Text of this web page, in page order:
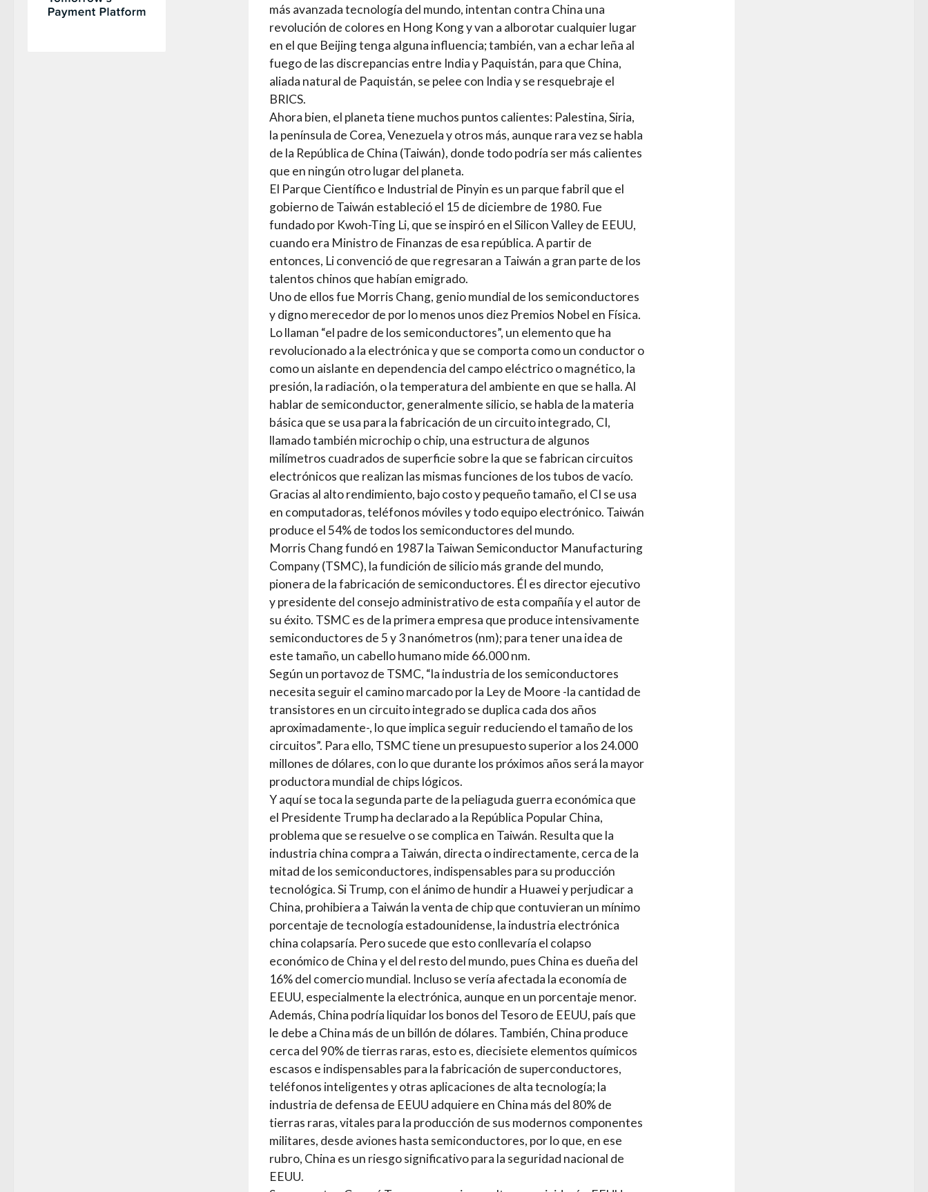
más avanzada tecnología del mundo, intentan contra China una
revolución de colores en Hong Kong y van a alborotar cualquier lugar
en el que Beijing tenga alguna influencia; también, van a echar leña al
fuego de las discrepancias entre India y Paquistán, para que China,
aliada natural de Paquistán, se pelee con India y se resquebraje el
BRICS.
Ahora bien, el planeta tiene muchos puntos calientes: Palestina, Siria,
la península de Corea, Venezuela y otros más, aunque rara vez se habla
de la República de China (Taiwán), donde todo podría ser más calientes
que en ningún otro lugar del planeta.
El Parque Científico e Industrial de Pinyin es un parque fabril que el
gobierno de Taiwán estableció el 15 de diciembre de 1980. Fue
fundado por Kwoh-Ting Li, que se inspiró en el Silicon Valley de EEUU,
cuando era Ministro de Finanzas de esa república. A partir de
entonces, Li convenció de que regresaran a Taiwán a gran parte de los
talentos chinos que habían emigrado.
Uno de ellos fue Morris Chang, genio mundial de los semiconductores
y digno merecedor de por lo menos unos diez Premios Nobel en Física.
Lo llaman “el padre de los semiconductores”, un elemento que ha
revolucionado a la electrónica y que se comporta como un conductor o
como un aislante en dependencia del campo eléctrico o magnético, la
presión, la radiación, o la temperatura del ambiente en que se halla. Al
hablar de semiconductor, generalmente silicio, se habla de la materia
básica que se usa para la fabricación de un circuito integrado, CI,
llamado también microchip o chip, una estructura de algunos
milímetros cuadrados de superficie sobre la que se fabrican circuitos
electrónicos que realizan las mismas funciones de los tubos de vacío.
Gracias al alto rendimiento, bajo costo y pequeño tamaño, el CI se usa
en computadoras, teléfonos móviles y todo equipo electrónico. Taiwán
produce el 54% de todos los semiconductores del mundo.
Morris Chang fundó en 1987 la Taiwan Semiconductor Manufacturing
Company (TSMC), la fundición de silicio más grande del mundo,
pionera de la fabricación de semiconductores. Él es director ejecutivo
y presidente del consejo administrativo de esta compañía y el autor de
su éxito. TSMC es de la primera empresa que produce intensivamente
semiconductores de 5 y 3 nanómetros (nm); para tener una idea de
este tamaño, un cabello humano mide 66.000 nm.
Según un portavoz de TSMC, “la industria de los semiconductores
necesita seguir el camino marcado por la Ley de Moore -la cantidad de
transistores en un circuito integrado se duplica cada dos años
aproximadamente-, lo que implica seguir reduciendo el tamaño de los
circuitos”. Para ello, TSMC tiene un presupuesto superior a los 24.000
millones de dólares, con lo que durante los próximos años será la mayor
productora mundial de chips lógicos.
Y aquí se toca la segunda parte de la peliaguda guerra económica que
el Presidente Trump ha declarado a la República Popular China,
problema que se resuelve o se complica en Taiwán. Resulta que la
industria china compra a Taiwán, directa o indirectamente, cerca de la
mitad de los semiconductores, indispensables para su producción
tecnológica. Si Trump, con el ánimo de hundir a Huawei y perjudicar a
China, prohibiera a Taiwán la venta de chip que contuvieran un mínimo
porcentaje de tecnología estadounidense, la industria electrónica
china colapsaría. Pero sucede que esto conllevaría el colapso
económico de China y el del resto del mundo, pues China es dueña del
16% del comercio mundial. Incluso se vería afectada la economía de
EEUU, especialmente la electrónica, aunque en un porcentaje menor.
Además, China podría liquidar los bonos del Tesoro de EEUU, país que
le debe a China más de un billón de dólares. También, China produce
cerca del 90% de tierras raras, esto es, diecisiete elementos químicos
escasos e indispensables para la fabricación de superconductores,
teléfonos inteligentes y otras aplicaciones de alta tecnología; la
industria de defensa de EEUU adquiere en China más del 80% de
tierras raras, vitales para la producción de sus modernos componentes
militares, desde aviones hasta semiconductores, por lo que, en ese
rubro, China es un riesgo significativo para la seguridad nacional de
EEUU.